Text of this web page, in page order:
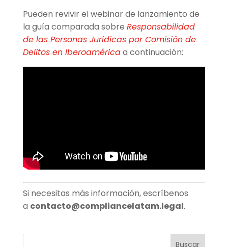
Pueden revivir el webinar de lanzamiento de
la guía comparada sobre Responsabilidad
de las Personas Jurídicas por Comisión de
Delitos en Iberoaméricaa continuación:
Si necesitas más información, escríbenos
a contacto@compliancelatam.legal.
Buscar